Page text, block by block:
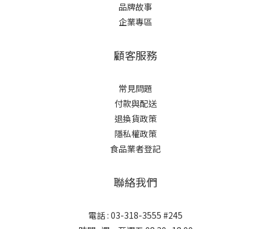
品牌故事
企業專區
顧客服務
常見問題
付款與配送
退換貨政策
隱私權政策
食品業者登記
聯絡我們
電話 : 03-318-3555 #245